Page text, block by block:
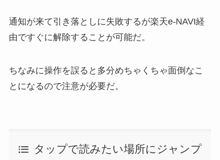
通知が来て引き落としに失敗するが楽天e-NAVI経
由ですぐに解除することが可能だ。
ちなみに操作を誤ると多分めちゃくちゃ面倒なこ
とになるので注意が必要だ。
タップで読みたい場所にジャンプ